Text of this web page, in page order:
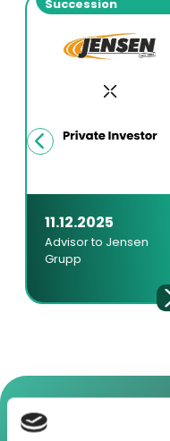
Succession
11.12.2025
Advisor to Jensen
Grupp